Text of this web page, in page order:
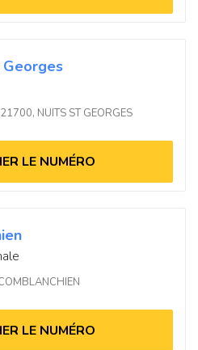
NUITS ST GEORGES
LE NUMÉRO
LE NUMÉRO